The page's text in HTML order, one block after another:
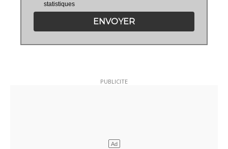
statistiques
ENVOYER